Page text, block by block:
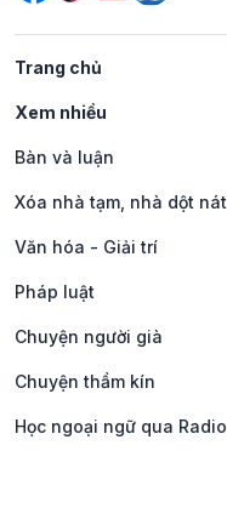
Trang chủ
Xem nhiều
Bàn và luận
Xóa nhà tạm, nhà dột nát
Văn hóa - Giải trí
Pháp luật
Chuyện người già
Chuyện thầm kín
Học ngoại ngữ qua Radio